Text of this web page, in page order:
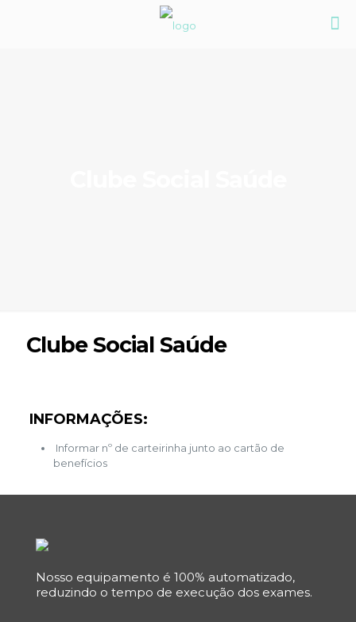
Clube Social Saúde
INFORMAÇÕES:
Informar nº de carteirinha junto ao cartão de
benefícios
Nosso equipamento é 100% automatizado,
reduzindo o tempo de execução dos exames.